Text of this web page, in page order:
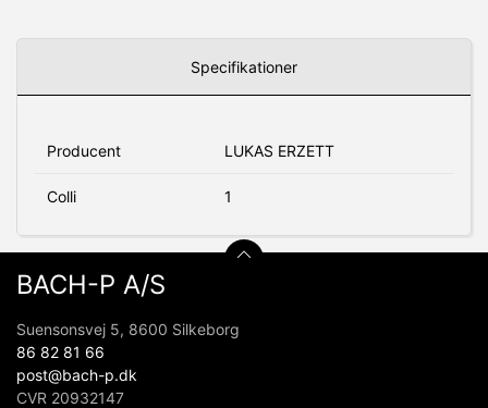
Specifikationer
Producent LUKAS ERZETT
Colli 1
BACH-P A/S
Suensonsvej 5, 8600 Silkeborg
86 82 81 66
post@bach-p.dk
CVR 20932147